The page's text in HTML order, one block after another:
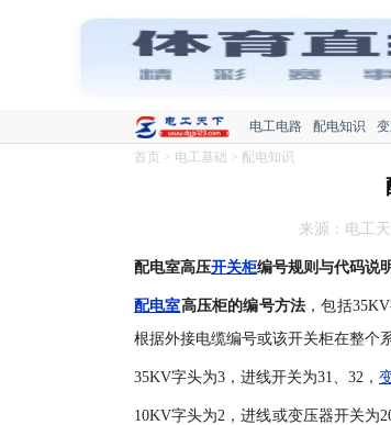
电工电路 配电知识
首页 > 电工基础 > 配电知识
来源：电工
配电室高压开关柜编号规则与代码说
配电室高压柜的编号方法 ，包括
根据外接电缆编号或该开关柜在整个
35KV字头为3，进线开关为31、32，
10KV字头为2，进线或变压器开关为